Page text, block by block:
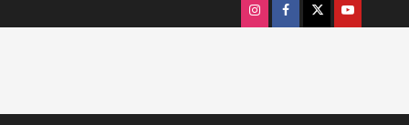
InstagramFacebook
X Youtube